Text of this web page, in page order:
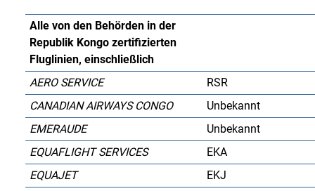
Alle von den Behörden in der
Republik Kongo zertifizierten
Fluglinien, einschließlich
AERO SERVICE
RSR
CANADIAN AIRWAYS CONGO
Unbekannt
EMERAUDE
Unbekannt
EQUAFLIGHT SERVICES
EKA
EQUAJET
EKJ